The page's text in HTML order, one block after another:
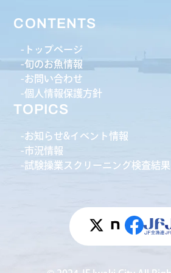
CONTENTS
トップページ
旬のお魚情報
お問い合わせ
個人情報保護方針
TOPICS
お知らせ&イベント情報
市況情報
試験操業スクリーニング検査結果